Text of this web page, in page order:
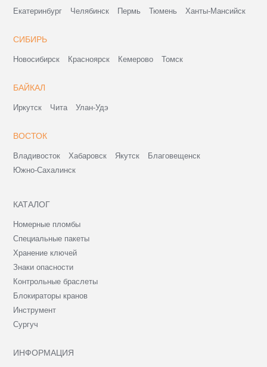
Екатеринбург Челябинск Пермь Тюмень Ханты-Мансийск
СИБИРЬ
Новосибирск Красноярск Кемерово Томск
БАЙКАЛ
Иркутск Чита Улан-Удэ
ВОСТОК
Владивосток Хабаровск Якутск
Благовещенск
Южно-Сахалинск
КАТАЛОГ
Номерные пломбы
Специальные пакеты
Хранение ключей
Знаки опасности
Контрольные браслеты
Блокираторы кранов
Инструмент
Сургуч
ИНФОРМАЦИЯ